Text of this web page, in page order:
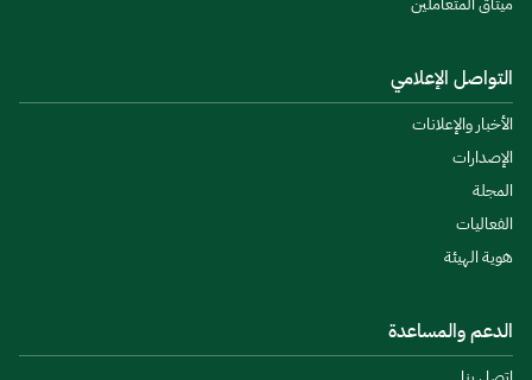
التواصل الإعلامي
الأخبار والإعلانات
الإصدارات
المجلة
الفعاليات
هوية الهيئة
الدعم والمساعدة